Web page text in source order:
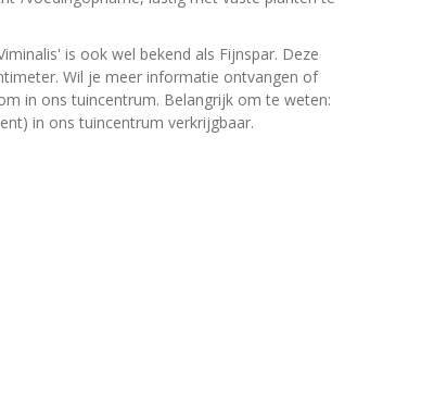
is ook wel bekend als Fijnspar. Deze
Wil je meer informatie ontvangen of
in ons tuincentrum. Belangrijk om te weten:
in ons tuincentrum verkrijgbaar.